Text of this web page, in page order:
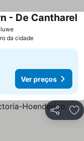
- De Cantharel
da cidade
Ver preços
Partilhar